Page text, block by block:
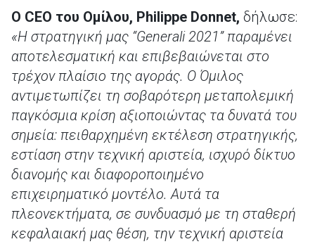
Ο CEO του Ομίλου, Philippe Donnet, δήλωσε:
«Η στρατηγική μας “Generali 2021” παραμένει
αποτελεσματική και επιβεβαιώνεται στο
τρέχον πλαίσιο της αγοράς. Ο Όμιλος
αντιμετωπίζει τη σοβαρότερη μεταπολεμική
παγκόσμια κρίση αξιοποιώντας τα δυνατά του
σημεία: πειθαρχημένη εκτέλεση στρατηγικής,
εστίαση στην τεχνική αριστεία, ισχυρό δίκτυο
διανομής και διαφοροποιημένο
επιχειρηματικό μοντέλο. Αυτά τα
πλεονεκτήματα, σε συνδυασμό με τη σταθερή
κεφαλαιακή μας θέση, την τεχνική αριστεία